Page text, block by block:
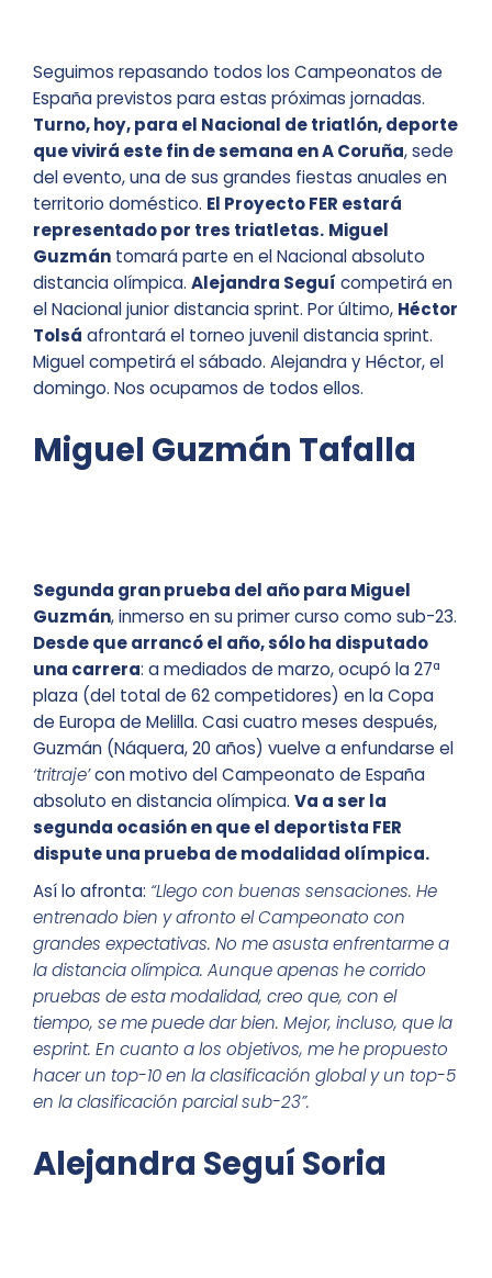
Seguimos repasando todos los Campeonatos de
España previstos para estas próximas jornadas.
Turno, hoy, para el Nacional de triatlón, deporte
que vivirá este fin de semana en A Coruña, sede
del evento, una de sus grandes fiestas anuales en
territorio doméstico. El Proyecto FER estará
representado por tres triatletas. Miguel
Guzmán tomará parte en el Nacional absoluto
distancia olímpica. Alejandra Seguí competirá en
el Nacional junior distancia sprint. Por último, Héctor
Tolsá afrontará el torneo juvenil distancia sprint.
Miguel competirá el sábado. Alejandra y Héctor, el
domingo. Nos ocupamos de todos ellos.
Miguel Guzmán Tafalla
Segunda gran prueba del año para Miguel
Guzmán, inmerso en su primer curso como sub-23.
Desde que arrancó el año, sólo ha disputado
una carrera: a mediados de marzo, ocupó la 27ª
plaza (del total de 62 competidores) en la Copa
de Europa de Melilla. Casi cuatro meses después,
Guzmán (Náquera, 20 años) vuelve a enfundarse el
‘tritraje’con motivo del Campeonato de España
absoluto en distancia olímpica. Va a ser la
segunda ocasión en que el deportista FER
dispute una prueba de modalidad olímpica.
Así lo afronta: “Llego con buenas sensaciones. He
entrenado bien y afronto el Campeonato con
grandes expectativas. No me asusta enfrentarme a
la distancia olímpica. Aunque apenas he corrido
pruebas de esta modalidad, creo que, con el
tiempo, se me puede dar bien. Mejor, incluso, que la
esprint. En cuanto a los objetivos, me he propuesto
hacer un top-10 en la clasificación global y un top-5
en la clasificación parcial sub-23”.
Alejandra Seguí Soria